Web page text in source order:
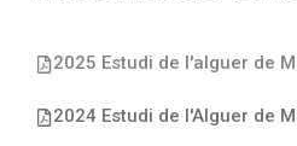
2025 Estudi de l'alguer de
2024 Estudi de l'Alguer de